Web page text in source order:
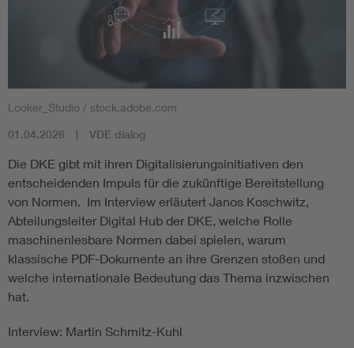
Looker_Studio / stock.adobe.com
01.04.2026 VDE dialog
Die DKE gibt mit ihren Digitalisierungsinitiativen den
entscheidenden Impuls für die zukünftige Bereitstellung
von Normen. Im Interview erläutert Janos Koschwitz,
Abteilungsleiter Digital Hub der DKE, welche Rolle
maschinenlesbare Normen dabei spielen, warum
klassische PDF-Dokumente an ihre Grenzen stoßen und
welche internationale Bedeutung das Thema inzwischen
hat.
Interview: Martin Schmitz-Kuhl